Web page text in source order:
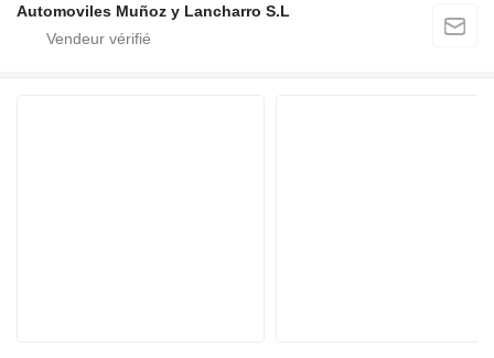
Automoviles Muñoz y Lancharro S.L